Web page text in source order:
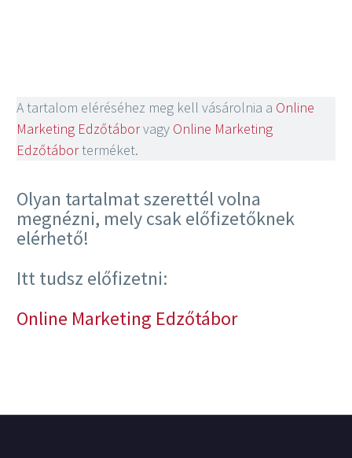
A tartalom eléréséhez meg kell vásárolnia a Online
Marketing Edzőtáborvagy Online Marketing
Edzőtáborterméket.
Olyan tartalmat szerettél volna
megnézni, mely csak előfizetőknek
elérhető!
Itt tudsz előfizetni:
Online Marketing Edzőtábor